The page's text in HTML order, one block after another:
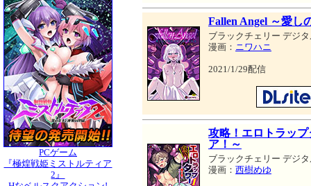
PCゲーム
『極煌戦姫ミストルティア
2』
Fallen Angel ～愛し
ブラックチェリー デジ
漫画： ニワハニ
2021/1/29配信
攻略！エロトラッ
ア！～
ブラックチェリー デジ
漫画： 西樹めゆ